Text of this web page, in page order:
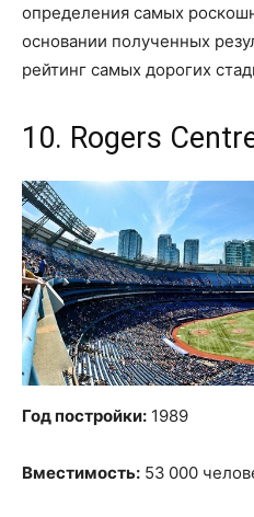
определения самых
основании полученных
рейтинг самых дорогих
10. Rogers
Год постройки: 1989
Вместимость: 53 000